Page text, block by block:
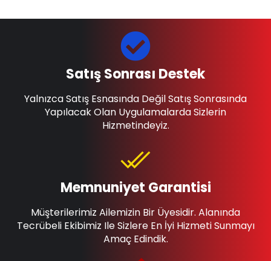
Memnuniyet Garantisi
Müşterilerimiz Ailemizin Bir Üyesidir. Alanında
Tecrübeli Ekibimiz Ile Sizlere En İyi Hizmeti Sunmayı
Amaç Edindik.
Satış Sonrası Destek
Yalnızca Satış Esnasında Değil Satış Sonrasında
Yapılacak Olan Uygulamalarda Sizlerin
Hizmetindeyiz.